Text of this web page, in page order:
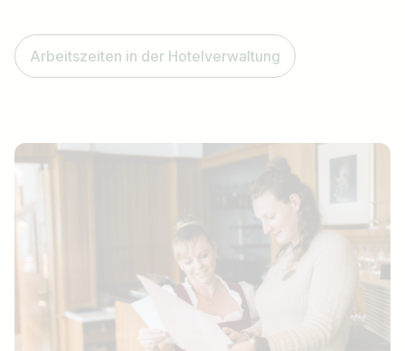
Arbeitszeiten in der Hotelverwaltung